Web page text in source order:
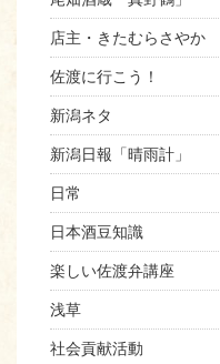
店主・きたむらさやか
佐渡に行こう！
新潟ネタ
新潟日報「晴雨計」
日常
日本酒豆知識
楽しい佐渡弁講座
浅草
社会貢献活動